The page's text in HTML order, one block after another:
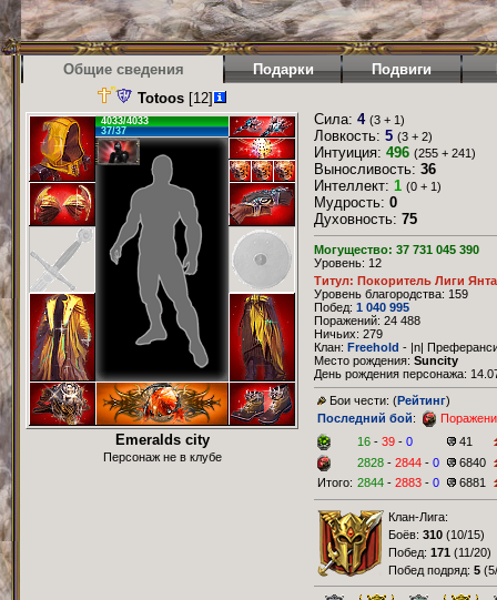
Общие сведения Подарки Подвиги
Totoos [12]
4033/4033
37/37
Emeralds city
Персонаж не в клубе
Сила: 4 (3 + 1)
Ловкость: 5 (3 + 2)
Интуиция: 496 (255 + 241)
Выносливость: 36
Интеллект: 1 (0 + 1)
Мудрость: 0
Духовность: 75
Могущество: 37 731 045 390
Уровень: 12
Титул: Покоритель Лиги
Уровень благородства: 159
Побед: 1 040 995
Поражений: 24 488
Ничьих: 279
Клан: Freehold - |n|
Место рождения: Suncity
День рождения персонажа:
Бои чести: (Рейтинг)
Последний бой:
16 - 39 - 0
41
2828 - 2844 - 0
6840
Итого: 2844 - 2883 - 0 6881
Клан-Лига:
Боёв: 310 (10/15)
Побед: 171 (11/20)
Побед подряд: 5 (